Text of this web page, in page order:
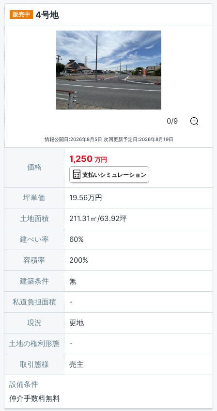
販売中 4号地
0/9
情報公開日:2026年8月5日 次回更新予定日:2026年8月19日
価格
1,250 万円
支払いシミュレーション
坪単価 19.56万円
土地面積 211.31㎡/63.92坪
建ぺい率 60%
容積率 200%
建築条件 無
私道負担面積
現況 更地
土地の権利形態
取引態様 売主
設備条件
仲介手数料無料